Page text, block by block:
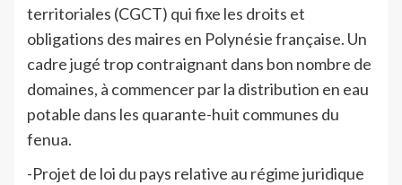
territoriales (CGCT) qui fixe les droits et
obligations des maires en Polynésie française. Un
cadre jugé trop contraignant dans bon nombre de
domaines, à commencer par la distribution en eau
potable dans les quarante-huit communes du
fenua.
-Projet de loi du pays relative au régime juridique